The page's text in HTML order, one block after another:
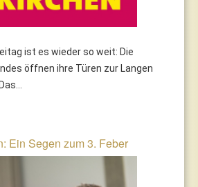
ist es wieder so weit: Die
öffnen ihre Türen zur Langen
Ein Segen zum 3. Feber